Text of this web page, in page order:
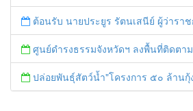
ต้อนรับ นายประยูร รัตนเสนีย์ ผู้ว่าราชการจังหวัดพระน
ศูนย์ดำรงธรรมจังหวัดฯ ลงพื้นที่ติดตามการแก้ไขปัญหาน้ำเน่าเสียปลาตายที่วัดตะโนดเตี้ย อ.อุทั
ปล่อยพันธุ์สัตว์น้ำ"โครงการ ๕๐ ล้านกุ้ง/ปลา ฟื้นชีวิตใหม่ให้เจ้